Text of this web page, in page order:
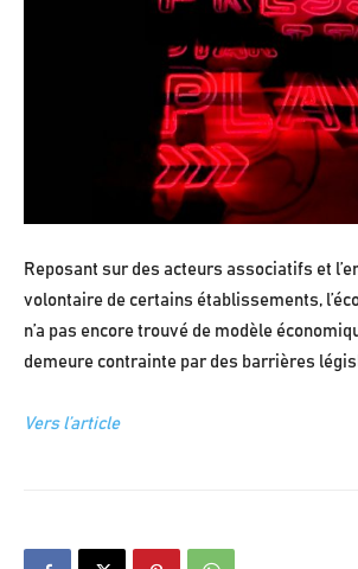
Reposant sur des acteurs associatifs et
volontaire de certains établissements,
n’a pas encore trouvé de modèle
demeure contrainte par des barrières
Vers l’article